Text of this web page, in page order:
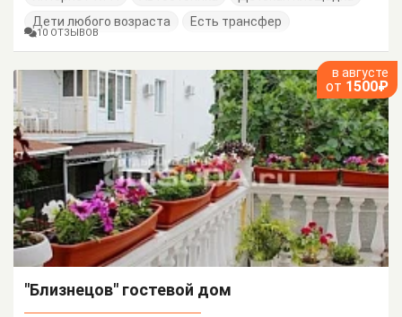
Дети любого возраста
Есть трансфер
10 ОТЗЫВОВ
в августе
от 1500₽
"Близнецов" гостевой дом